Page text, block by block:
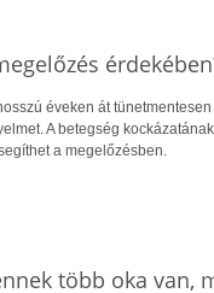
éveken át
A betegség
a megelőzésben.
több oka van,